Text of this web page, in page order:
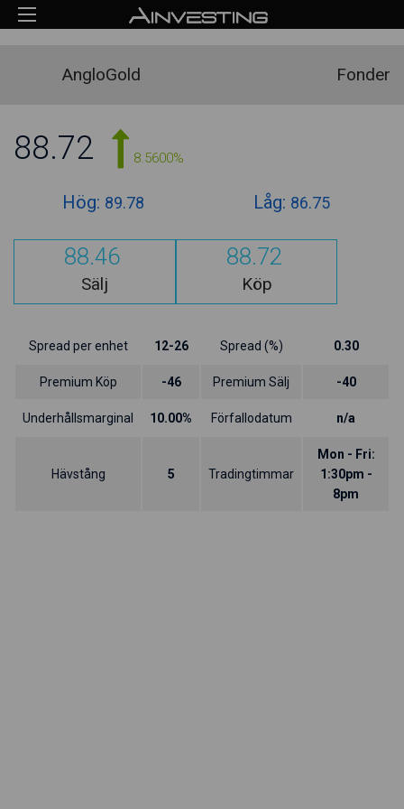
AngloGold Fonder
88.72 8.5600%
Hög: 89.78 Låg: 86.75
88.46
Sälj
88.72
Köp
Spread per enhet 12-26 Spread (%) 0.30
Premium Köp -46 Premium Sälj -40
Underhållsmarginal 10.00% Förfallodatum n/a
Hävstång 5 Tradingtimmar
Mon - Fri:
1:30pm -
8pm